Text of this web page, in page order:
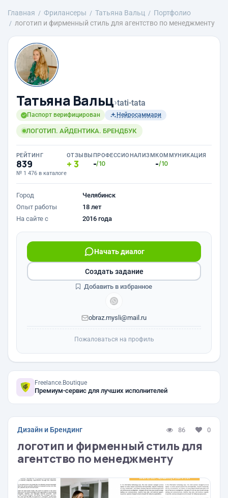
Главная Фрилансеры Татьяна Вальц
Портфолио
логотип и фирменный стиль для агентство по менеджменту
Татьяна Вальц›tati-tata
Паспорт верифицирован Нейросаммари
ЛОГОТИП. АЙДЕНТИКА. БРЕНДБУК
РЕЙТИНГ
839
№ 1 476 в каталоге
ОТЗЫВЫ
3
ПРОФЕССИОНАЛИЗМ
-/10
КОММУНИКАЦИЯ
-/10
Город
Челябинск
Опыт работы
18 лет
На сайте с
2016 года
Начать диалог
obraz.mysli@mail.ru
Создать задание
Добавить в избранное
Пожаловаться на профиль
Freelance.Boutique
Премиум-сервис для лучших исполнителей
Дизайн и Брендинг 86 0
логотип и фирменный стиль для
агентство по менеджменту